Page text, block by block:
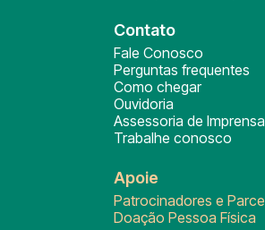
Contato
Fale Conosco
Perguntas frequentes
Como chegar
Ouvidoria
Assessoria de Imprensa
Trabalhe conosco
Apoie
Patrocinadores e
Doação Pessoa Física